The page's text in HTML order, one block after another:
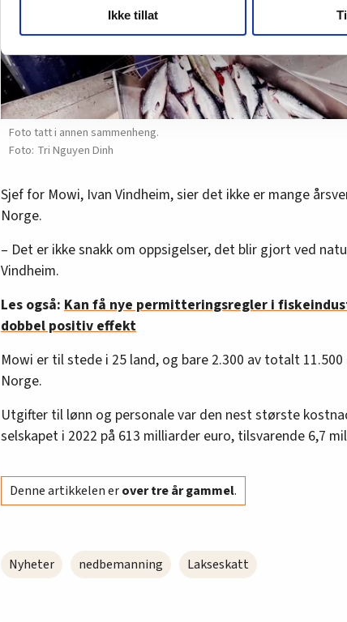
hvordan våre nettsider blir brukt slik at vi tilby relevant
annonsering. Disse er angitt i oversikten lengre ned på
Ikke tillat
Foto tatt i annen sammenheng.
Tri Nguyen Dinh
Sjef for Mowi, Ivan Vindheim, sier det ikke er mange
Norge.
– Det er ikke snakk om oppsigelser, det blir gjort ved
Vindheim.
Les også: Kan få nye permitteringsregler i
dobbel positiv effekt
Mowi er til stede i 25 land, og bare 2.300 av totalt
Norge.
Utgifter til lønn og personale var den nest største
selskapet i 2022 på 613 milliarder euro, tilsvarende 6,7
Denne artikkelen erover tre år gammel.
Nyheter nedbemanning Lakseskatt